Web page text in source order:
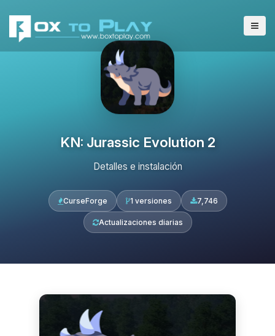
KN: Jurassic Evolution 2
Detalles e instalación
CurseForge 1 versiones 7,746
Actualizaciones diarias